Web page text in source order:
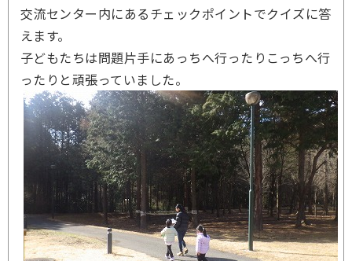
交流センター内にあるチェックポイントでクイズに答
えます。
子どもたちは問題片手にあっちへ行ったりこっちへ行
ったりと頑張っていました。